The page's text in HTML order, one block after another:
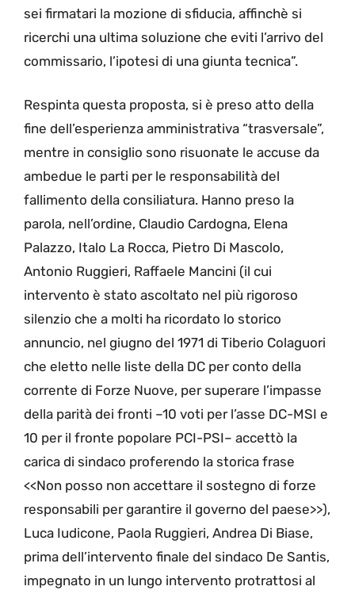
sei firmatari la mozione di sfiducia, affinchè si
ricerchi una ultima soluzione che eviti l’arrivo del
commissario, l’ipotesi di una giunta tecnica”.
Respinta questa proposta, si è preso atto della
fine dell’esperienza amministrativa “trasversale”,
mentre in consiglio sono risuonate le accuse da
ambedue le parti per le responsabilità del
fallimento della consiliatura. Hanno preso la
parola, nell’ordine, Claudio Cardogna, Elena
Palazzo, Italo La Rocca, Pietro Di Mascolo,
Antonio Ruggieri, Raffaele Mancini (il cui
intervento è stato ascoltato nel più rigoroso
silenzio che a molti ha ricordato lo storico
annuncio, nel giugno del 1971 di Tiberio Colaguori
che eletto nelle liste della DC per conto della
corrente di Forze Nuove, per superare l’impasse
della parità dei fronti –10 voti per l’asse DC-MSI e
10 per il fronte popolare PCI-PSI– accettò la
carica di sindaco proferendo la storica frase
<<Non posso non accettare il sostegno di forze
responsabili per garantire il governo del paese>>),
Luca Iudicone, Paola Ruggieri, Andrea Di Biase,
prima dell’intervento finale del sindaco De Santis,
impegnato in un lungo intervento protrattosi al